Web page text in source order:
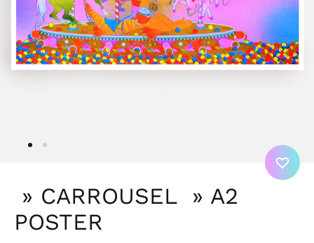
» CARROUSEL » A2
POSTER